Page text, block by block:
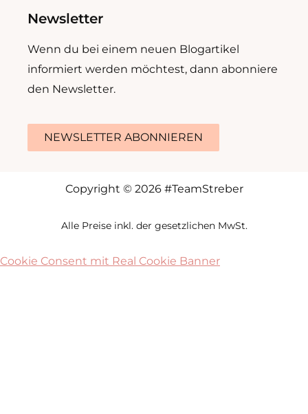
Newsletter
Wenn du bei einem neuen Blogartikel
informiert werden möchtest, dann abonniere
den Newsletter.
NEWSLETTER ABONNIEREN
Copyright © 2026 #TeamStreber
Alle Preise inkl. der gesetzlichen MwSt.
Cookie Consent mit Real Cookie Banner